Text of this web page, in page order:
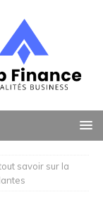
savoir sur la